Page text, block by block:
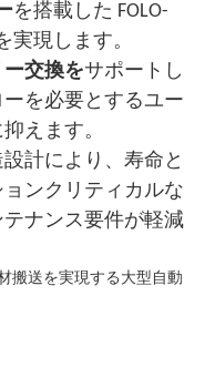
を搭載した FOLO-
実現します。
交換をサポートし
を必要とするユー
えます。
計により、寿命と
ンクリティカルな
ナンス要件が軽減